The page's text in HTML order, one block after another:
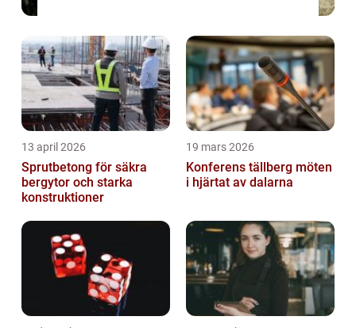
13 april 2026
Sprutbetong för säkra
bergytor och starka
konstruktioner
19 mars 2026
Konferens tällberg möten
i hjärtat av dalarna